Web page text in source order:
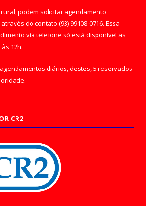
podem solicitar agendamento
do contato (93) 99108-0716. Essa
via telefone só está disponível as
12h.
diários, destes, 5 reservados
CR2